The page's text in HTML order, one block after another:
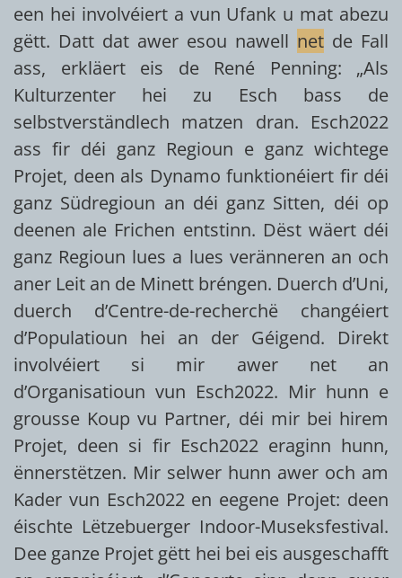
een hei involvéiert a vun Ufank u mat abezu
gëtt. Datt dat awer esou nawell net de Fall
ass, erkläert eis de René Penning: „Als
Kulturzenter hei zu Esch bass de
selbstverständlech matzen dran. Esch2022
ass fir déi ganz Regioun e ganz wichtege
Projet, deen als Dynamo funktionéiert fir déi
ganz Südregioun an déi ganz Sitten, déi op
deenen ale Frichen entstinn. Dëst wäert déi
ganz Regioun lues a lues veränneren an och
aner Leit an de Minett bréngen. Duerch d’Uni,
duerch d’Centre-de-recherchë changéiert
d’Populatioun hei an der Géigend. Direkt
involvéiert si mir awer net an
d’Organisatioun vun Esch2022. Mir hunn e
grousse Koup vu Partner, déi mir bei hirem
Projet, deen si fir Esch2022 eraginn hunn,
ënnerstëtzen. Mir selwer hunn awer och am
Kader vun Esch2022 en eegene Projet: deen
éischte Lëtzebuerger Indoor-Museksfestival.
Dee ganze Projet gëtt hei bei eis ausgeschafft